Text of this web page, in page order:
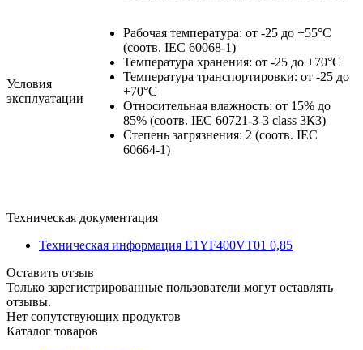
Условия
эксплуатации
Рабочая температура: от -25 до +55°C
(соотв. IEC 60068-1)
Температура хранения: от -25 до +70°C
Температура транспортировки: от -25 до
+70°C
Относительная влажность: от 15% до
85% (соотв. IEC 60721-3-3 class 3К3)
Степень загрязнения: 2 (соотв. IEC
60664-1)
Техническая документация
Техническая информация E1YF400VT01 0,85
Оставить отзыв
Только зарегистрированные пользователи могут оставлять
отзывы.
Нет сопутствующих продуктов
Каталог товаров